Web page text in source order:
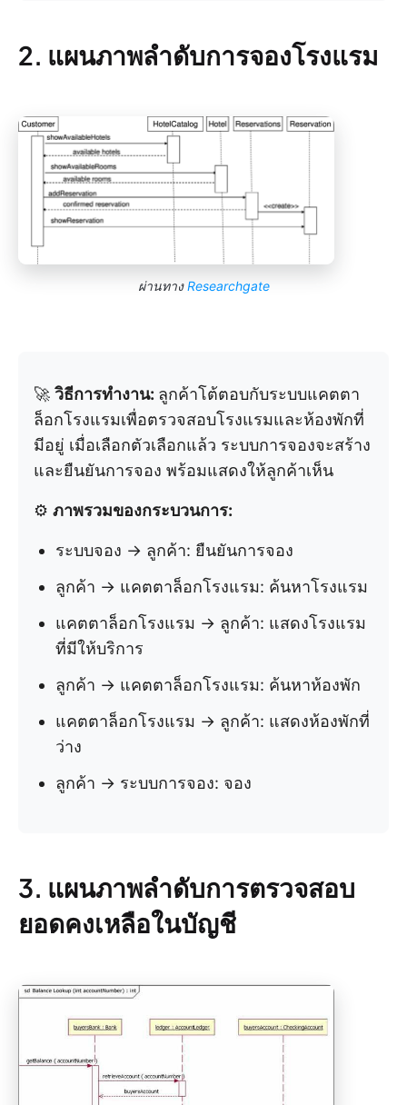
2. แผนภาพลำดับการจองโรงแรม
ผ่านทางResearchgate
🚀 วิธีการทำงาน: ลูกค้าโต้ตอบกับระบบแคตตา
ล็อกโรงแรมเพื่อตรวจสอบโรงแรมและห้องพักที่
มีอยู่ เมื่อเลือกตัวเลือกแล้ว ระบบการจองจะสร้าง
และยืนยันการจอง พร้อมแสดงให้ลูกค้าเห็น
⚙️ ภาพรวมของกระบวนการ:
ระบบจอง → ลูกค้า: ยืนยันการจอง
ลูกค้า → แคตตาล็อกโรงแรม: ค้นหาโรงแรม
แคตตาล็อกโรงแรม → ลูกค้า: แสดงโรงแรม
ที่มีให้บริการ
ลูกค้า → แคตตาล็อกโรงแรม: ค้นหาห้องพัก
แคตตาล็อกโรงแรม → ลูกค้า: แสดงห้องพักที่
ว่าง
ลูกค้า → ระบบการจอง: จอง
3. แผนภาพลำดับการตรวจสอบ
ยอดคงเหลือในบัญชี